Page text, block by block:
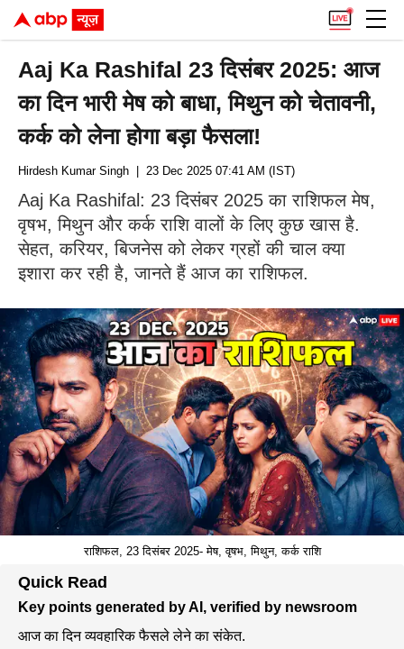
Aaj Ka Rashifal 23 दिसंबर 2025: आज
का दिन भारी मेष को बाधा, मिथुन को चेतावनी,
कर्क को लेना होगा बड़ा फैसला!
Hirdesh Kumar Singh | 23 Dec 2025 07:41 AM (IST)
Aaj Ka Rashifal: 23 दिसंबर 2025 का राशिफल मेष,
वृषभ, मिथुन और कर्क राशि वालों के लिए कुछ खास है.
सेहत, करियर, बिजनेस को लेकर ग्रहों की चाल क्या
इशारा कर रही है, जानते हैं आज का राशिफल.
राशिफल, 23 दिसंबर 2025- मेष, वृषभ, मिथुन, कर्क राशि
Quick Read
Key points generated by AI, verified by newsroom
आज का दिन व्यवहारिक फैसले लेने का संकेत.